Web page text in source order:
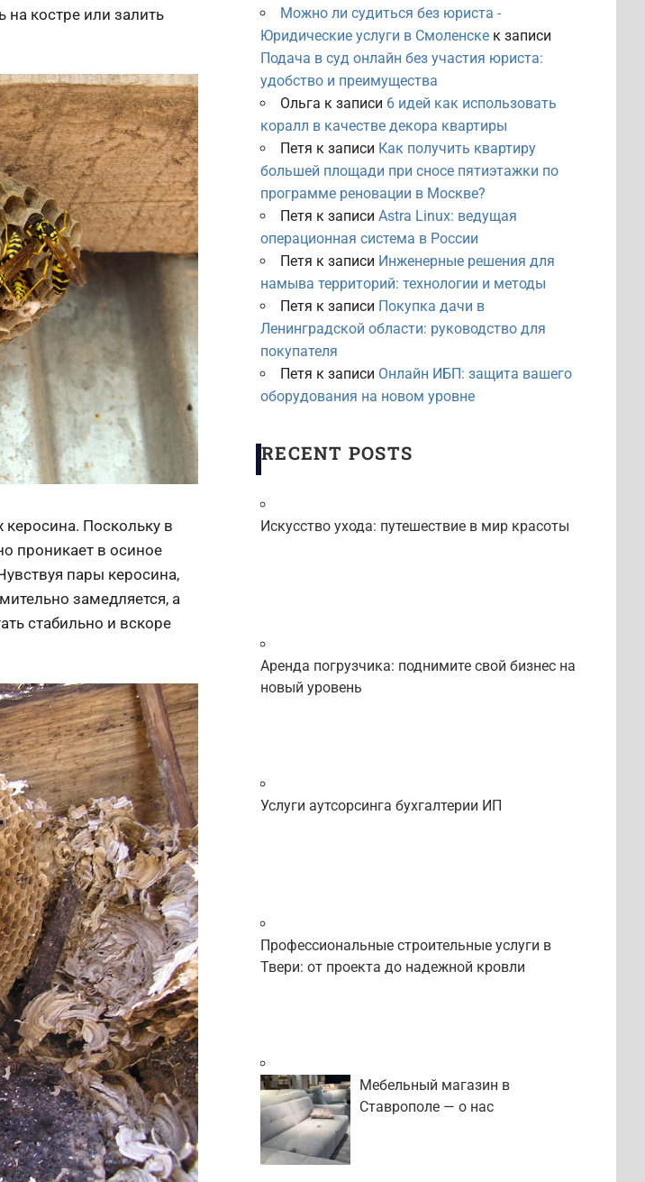
на костре или залить
Поскольку в
проникает в осиное
пары керосина,
замедляется, а
стабильно и вскоре
Можно ли судиться без юриста -
Юридические услуги в Смоленскек записи
Подача в суд онлайн без участия юриста:
удобство и преимущества
Ольга к записи 6 идей как использовать
коралл в качестве декора квартиры
Петя к записи Как получить квартиру
большей площади при сносе пятиэтажки по
программе реновации в Москве?
Петя к записи Astra Linux: ведущая
операционная система в России
Петя к записи Инженерные решения для
намыва территорий: технологии и методы
Петя к записи Покупка дачи в
Ленинградской области: руководство для
покупателя
Петя к записи Онлайн ИБП: защита вашего
оборудования на новом уровне
RECENT POSTS
Искусство ухода: путешествие в мир красоты
Аренда погрузчика: поднимите свой бизнес на
новый уровень
Услуги аутсорсинга бухгалтерии ИП
Профессиональные строительные услуги в
Твери: от проекта до надежной кровли
Мебельный магазин в
Ставрополе — о нас